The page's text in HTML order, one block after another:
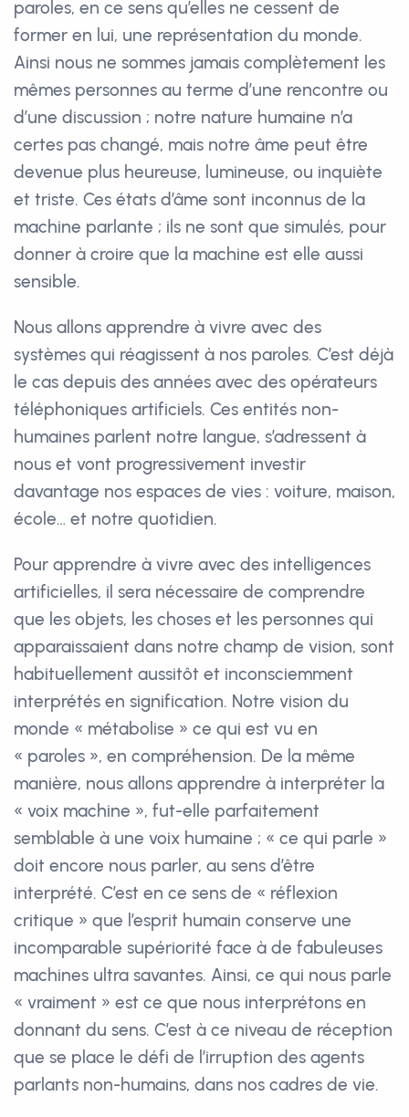
paroles, en ce sens qu’elles ne cessent de
former en lui, une représentation du monde.
Ainsi nous ne sommes jamais complètement les
mêmes personnes au terme d’une rencontre ou
d’une discussion ; notre nature humaine n’a
certes pas changé, mais notre âme peut être
devenue plus heureuse, lumineuse, ou inquiète
et triste. Ces états d’âme sont inconnus de la
machine parlante ; ils ne sont que simulés, pour
donner à croire que la machine est elle aussi
sensible.
Nous allons apprendre à vivre avec des
systèmes qui réagissent à nos paroles. C’est déjà
le cas depuis des années avec des opérateurs
téléphoniques artificiels. Ces entités non-
humaines parlent notre langue, s’adressent à
nous et vont progressivement investir
davantage nos espaces de vies : voiture, maison,
école… et notre quotidien.
Pour apprendre à vivre avec des intelligences
artificielles, il sera nécessaire de comprendre
que les objets, les choses et les personnes qui
apparaissaient dans notre champ de vision, sont
habituellement aussitôt et inconsciemment
interprétés en signification. Notre vision du
monde « métabolise » ce qui est vu en
« paroles », en compréhension. De la même
manière, nous allons apprendre à interpréter la
« voix machine », fut-elle parfaitement
semblable à une voix humaine ; « ce qui parle »
doit encore nous parler, au sens d’être
interprété. C’est en ce sens de « réflexion
critique » que l’esprit humain conserve une
incomparable supériorité face à de fabuleuses
machines ultra savantes. Ainsi, ce qui nous parle
« vraiment » est ce que nous interprétons en
donnant du sens. C’est à ce niveau de réception
que se place le défi de l’irruption des agents
parlants non-humains, dans nos cadres de vie.